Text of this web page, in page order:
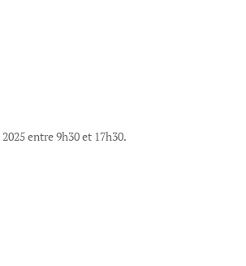
entre 9h30 et 17h30.